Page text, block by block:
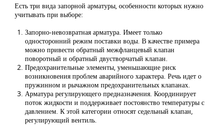
Есть три вида запорной арматуры, особенности которых нужно
учитывать при выборе:
Запорно-невозвратная арматура. Имеет только
односторонний режим поставки воды. В качестве примера
можно привести обратный межфланцевый клапан
поворотный и обратный двустворчатый клапан.
Предохранительные элементы, уменьшающие риск
возникновения проблем аварийного характера. Речь идет о
пружинном и рычажном предохранительных клапанах.
Арматура регулирующего предназначения. Координирует
поток жидкости и поддерживает постоянство температуры с
давлением. К этой категории относят седельный клапан,
регулирующий вентиль.